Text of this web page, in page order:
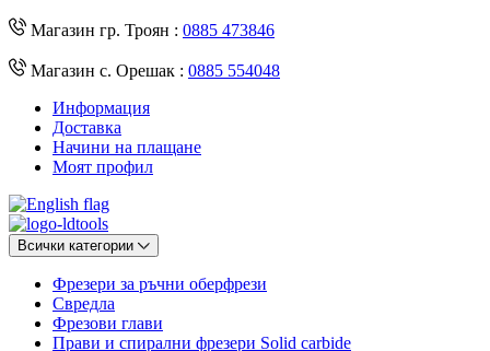
Магазин гр. Троян : 0885 473846
Магазин с. Орешак : 0885 554048
Информация
Доставка
Начини на плащане
Моят профил
Всички категории
Фрезери за ръчни оберфрези
Свредла
Фрезови глави
Прави и спирални фрезери Solid carbide